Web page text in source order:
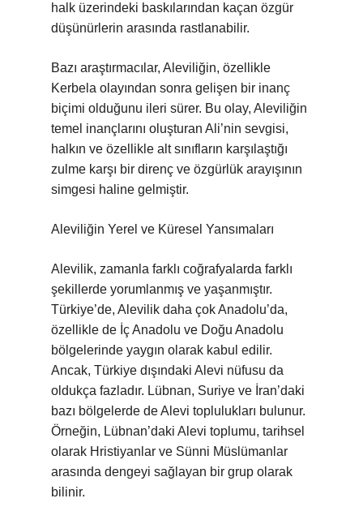
halk üzerindeki baskılarından kaçan özgür
düşünürlerin arasında rastlanabilir.
Bazı araştırmacılar, Aleviliğin, özellikle
Kerbela olayından sonra gelişen bir inanç
biçimi olduğunu ileri sürer. Bu olay, Aleviliğin
temel inançlarını oluşturan Ali’nin sevgisi,
halkın ve özellikle alt sınıfların karşılaştığı
zulme karşı bir direnç ve özgürlük arayışının
simgesi haline gelmiştir.
Aleviliğin Yerel ve Küresel Yansımaları
Alevilik, zamanla farklı coğrafyalarda farklı
şekillerde yorumlanmış ve yaşanmıştır.
Türkiye’de, Alevilik daha çok Anadolu’da,
özellikle de İç Anadolu ve Doğu Anadolu
bölgelerinde yaygın olarak kabul edilir.
Ancak, Türkiye dışındaki Alevi nüfusu da
oldukça fazladır. Lübnan, Suriye ve İran’daki
bazı bölgelerde de Alevi toplulukları bulunur.
Örneğin, Lübnan’daki Alevi toplumu, tarihsel
olarak Hristiyanlar ve Sünni Müslümanlar
arasında dengeyi sağlayan bir grup olarak
bilinir.